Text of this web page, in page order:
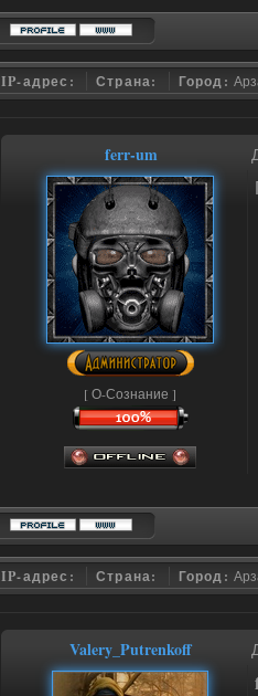
IP-адрес: Страна: Город:
ferr-um
[ О-Сознание ]
IP-адрес: Страна: Город:
Valery_Putrenkoff